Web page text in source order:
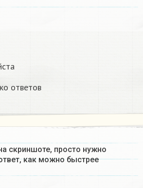
ответов
скриншоте, просто нужно
как можно быстрее